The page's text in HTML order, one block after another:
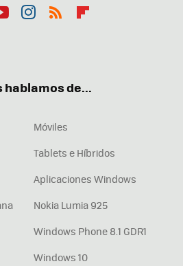
hablamos de...
Móviles
Tablets e Híbridos
Aplicaciones Windows
Nokia Lumia 925
Windows Phone 8.1 GDR1
Windows 10